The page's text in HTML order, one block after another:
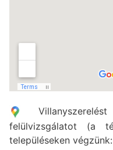
felülvizsgálatot (a
településeken végzünk: